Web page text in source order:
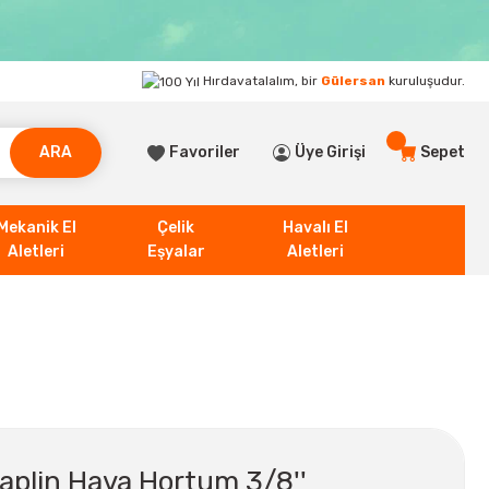
Hırdavatalalım, bir Gülersan kuruluşudur.
ARA Favoriler Üye Girişi Sepet
El
Aletleri
Çelik
Eşyalar
Havalı El
Aletleri
Hava Hortum 3/8''